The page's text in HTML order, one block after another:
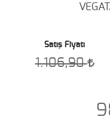
Satış Fiyatı
1.106,90